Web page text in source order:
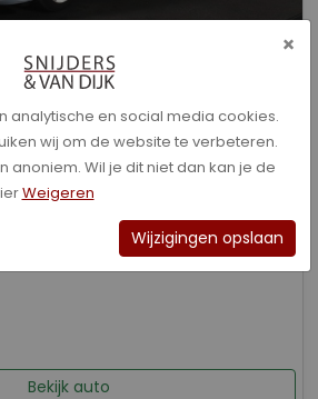
40 TFSI e Advanced edition
Bekijk auto
×
analytische en social media cookies.
wij om de website te verbeteren.
anoniem. Wil je dit niet dan kan je de
Weigeren
Wijzigingen opslaan